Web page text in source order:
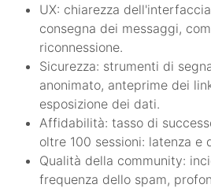
UX: chiarezza
consegna dei messaggi,
riconnessione.
Sicurezza: strumenti di
anonimato, anteprime dei
esposizione dei dati.
Affidabilità: tasso di
oltre 100 sessioni: latenza e
Qualità della community:
frequenza dello spam,